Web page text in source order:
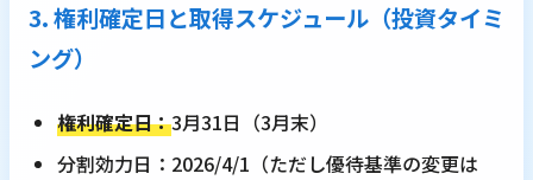
3. 権利確定日と取得スケジュール（投資タイミ
ング）
権利確定日：3月31日（3月末）
分割効力日：2026/4/1（ただし優待基準の変更は